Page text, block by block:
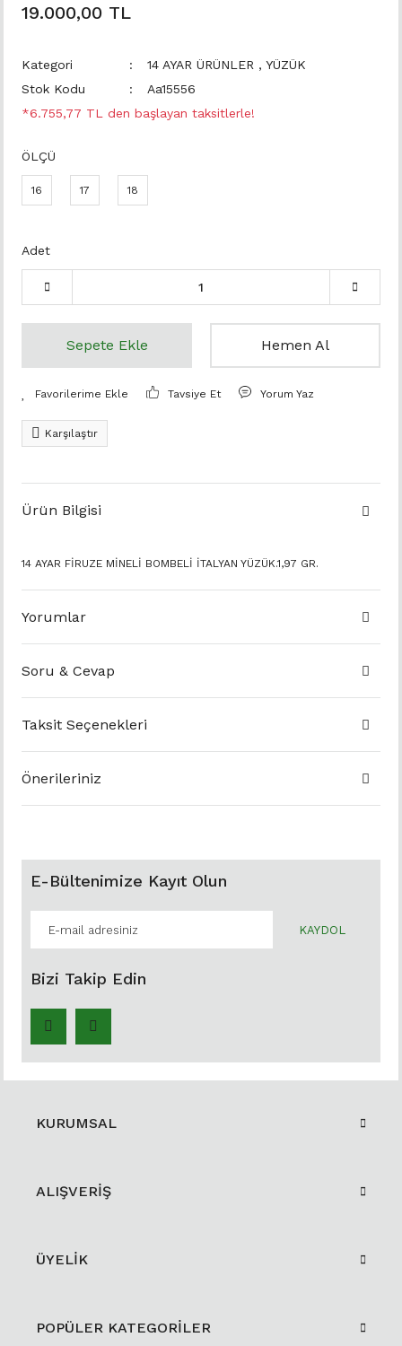
19.000,00 TL
Kategori 14 AYAR ÜRÜNLER , YÜZÜK
Stok Kodu
Aa15556
*6.755,77 TL den başlayan taksitlerle!
ÖLÇÜ
16 17 18
Adet
Sepete Ekle Hemen Al
Tavsiye Et Yorum Yaz
Karşılaştır
Ürün Bilgisi
14 AYAR FİRUZE MİNELİ BOMBELİ İTALYAN YÜZÜK.1,97 GR.
Yorumlar
Soru & Cevap
Taksit Seçenekleri
Önerileriniz
E-Bültenimize Kayıt Olun
KAYDOL
Bizi Takip Edin
KURUMSAL
ALIŞVERİŞ
ÜYELİK
POPÜLER KATEGORİLER